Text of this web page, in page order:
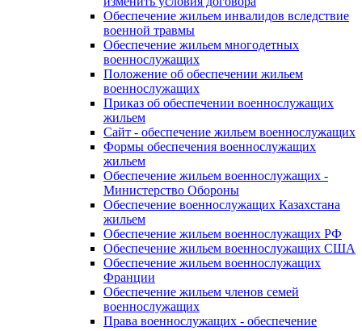
Обеспечение жильем инвалидов вследствие
военной травмы
Обеспечение жильем многодетных
военнослужащих
Положение об обеспечении жильем
военнослужащих
Приказ об обеспечении военнослужащих
жильем
Сайт - обеспечение жильем военнослужащих
Формы обеспечения военнослужащих
жильем
Обеспечение жильем военнослужащих -
Министерство Обороны
Обеспечение военнослужащих Казахстана
жильем
Обеспечение жильем военнослужащих РФ
Обеспечение жильем военнослужащих США
Обеспечение жильем военнослужащих
Франции
Обеспечение жильем членов семей
военнослужащих
Права военнослужащих - обеспечение